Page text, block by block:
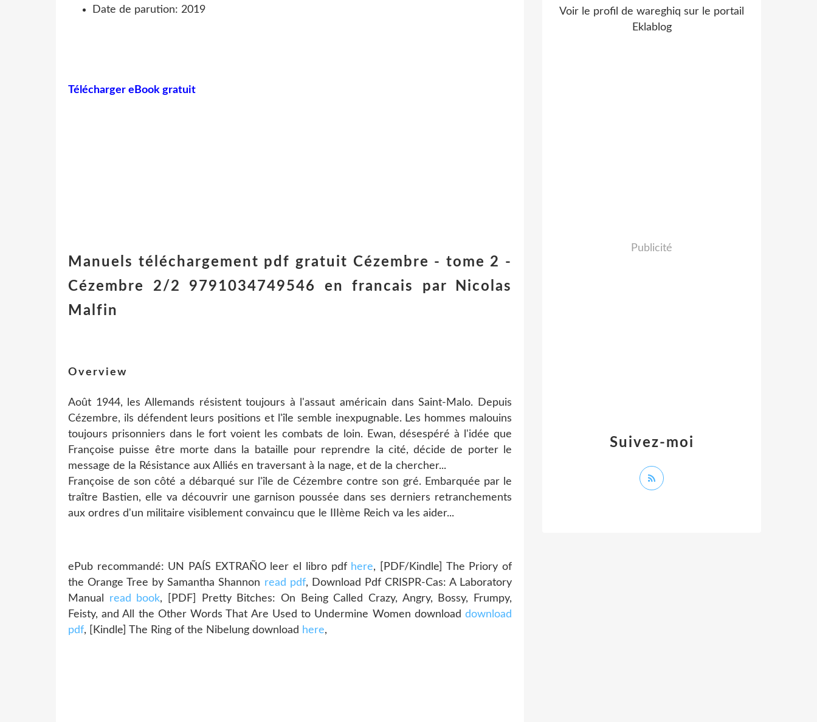
Date de parution: 2019
Télécharger eBook gratuit
Manuels téléchargement pdf gratuit Cézembre - tome 2 -
Cézembre 2/2 9791034749546 en francais par Nicolas
Malfin
Overview
Août 1944, les Allemands résistent toujours à l'assaut américain dans Saint-Malo. Depuis
Cézembre, ils défendent leurs positions et l'île semble inexpugnable. Les hommes malouins
toujours prisonniers dans le fort voient les combats de loin. Ewan, désespéré à l'idée que
Françoise puisse être morte dans la bataille pour reprendre la cité, décide de porter le
message de la Résistance aux Alliés en traversant à la nage, et de la chercher...
Françoise de son côté a débarqué sur l'île de Cézembre contre son gré. Embarquée par le
traître Bastien, elle va découvrir une garnison poussée dans ses derniers retranchements
aux ordres d'un militaire visiblement convaincu que le IIIème Reich va les aider...
ePub recommandé: UN PAÍS EXTRAÑO leer el libro pdf here, [PDF/Kindle] The Priory of
the Orange Tree by Samantha Shannon read pdf, Download Pdf CRISPR-Cas: A Laboratory
Manual read book, [PDF] Pretty Bitches: On Being Called Crazy, Angry, Bossy, Frumpy,
Feisty, and All the Other Words That Are Used to Undermine Women download download
pdf, [Kindle] The Ring of the Nibelung download here,
Suivez-moi
Voir le profil de wareghiq sur le portail
Eklablog
Publicité